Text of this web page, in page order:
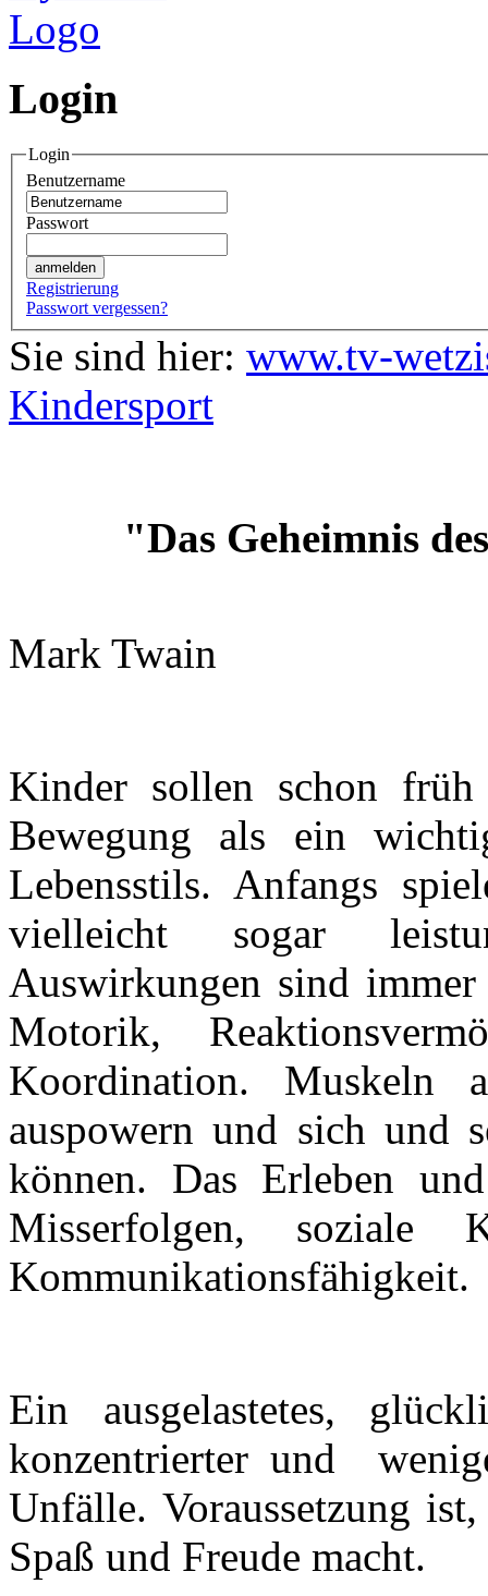
Login
Login
Benutzername
Passwort
Registrierung
Passwort vergessen?
Sie sind hier: www.tv-
Kindersport
"Das Geheimnis
Mark Twain
Kinder sollen schon früh
Bewegung als ein
Lebensstils. Anfangs
vielleicht sogar
Auswirkungen sind
Motorik,
Koordination. Muskeln
auspowern und sich und
können. Das Erleben
Misserfolgen, soziale
Kommunikationsfähigkeit.
Ein ausgelastetes,
konzentrierter und
Unfälle. Voraussetzung
Spaß und Freude macht.